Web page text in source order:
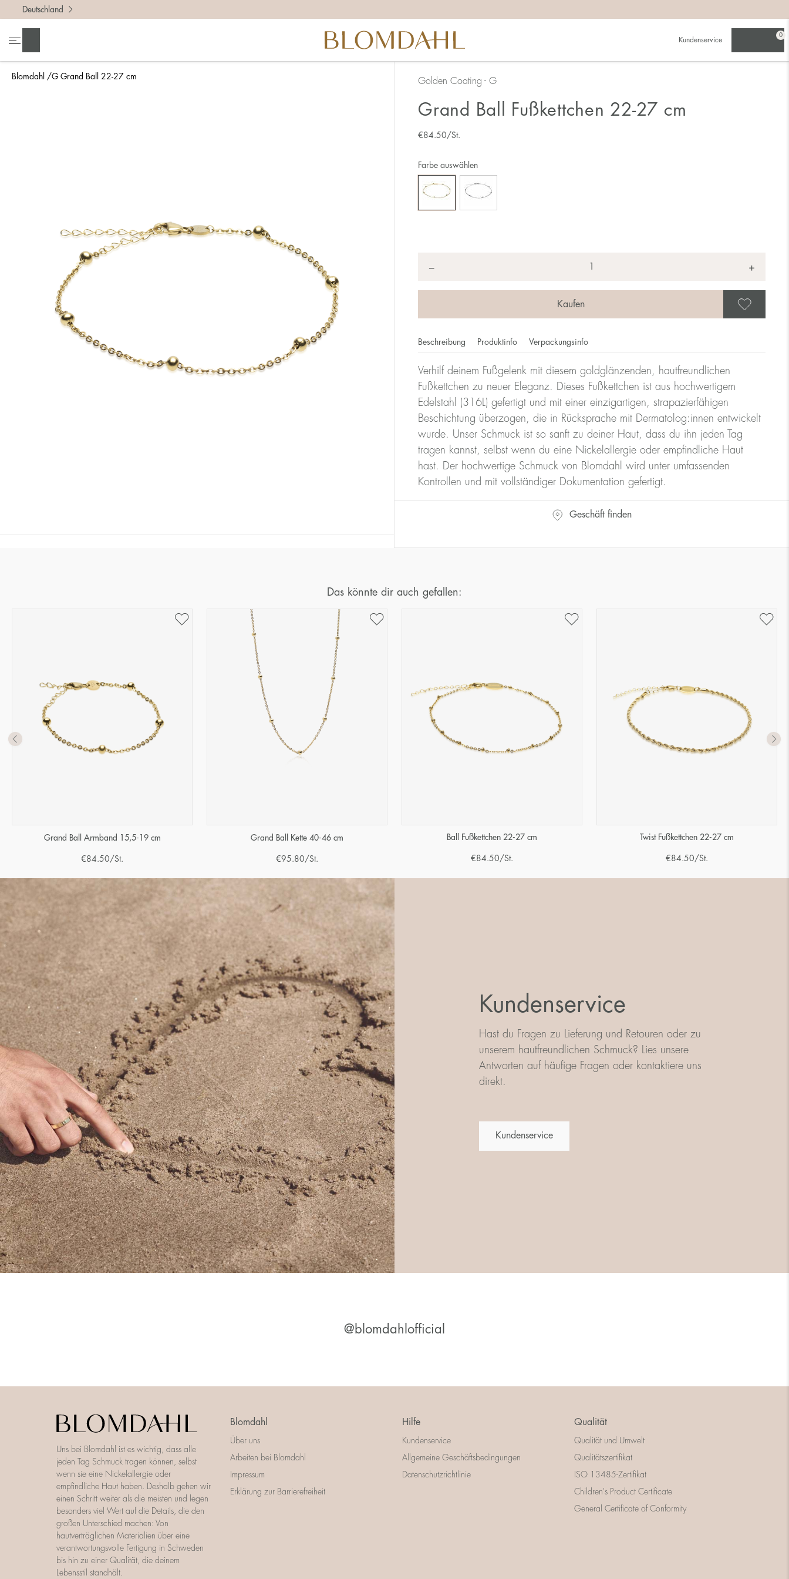
Blomdahl G Grand Ball 22-27 cm
Deutschland
Kundenservice
0
Golden Coating - G
Grand Ball Fußkettchen 22-27 cm
€84.50/St.
Farbe auswählen
− +
Beschreibung Produktinfo Verpackungsinfo
Verhilf deinem Fußgelenk mit diesem goldglänzenden, hautfreundlichen
Fußkettchen zu neuer Eleganz. Dieses Fußkettchen ist aus hochwertigem
Edelstahl (316L) gefertigt und mit einer einzigartigen, strapazierfähigen
Beschichtung überzogen, die in Rücksprache mit Dermatolog:innen entwickelt
wurde. Unser Schmuck ist so sanft zu deiner Haut, dass du ihn jeden Tag
tragen kannst, selbst wenn du eine Nickelallergie oder empfindliche Haut
hast. Der hochwertige Schmuck von Blomdahl wird unter umfassenden
Kontrollen und mit vollständiger Dokumentation gefertigt.
Geschäft finden
Das könnte dir auch gefallen:
Grand Ball Armband 15,5-19 cm
€84.50/St.
Grand Ball Kette 40-46 cm
€95.80/St.
Ball Fußkettchen 22-27 cm
€84.50/St.
Twist Fußkettchen 22-27 cm
€84.50/St.
Kundenservice
Hast du Fragen zu Lieferung und Retouren oder zu
unserem hautfreundlichen Schmuck? Lies unsere
Antworten auf häufige Fragen oder kontaktiere uns
direkt.
Kundenservice
@blomdahlofficial
Uns bei Blomdahl ist es wichtig, dass alle
jeden Tag Schmuck tragen können, selbst
wenn sie eine Nickelallergie oder
empfindliche Haut haben. Deshalb gehen wir
einen Schritt weiter als die meisten und legen
besonders viel Wert auf die Details, die den
großen Unterschied machen: Von
hautverträglichen Materialien über eine
verantwortungsvolle Fertigung in Schweden
bis hin zu einer Qualität, die deinem
Lebensstil standhält.
Blomdahl
Über uns
Arbeiten bei Blomdahl
Impressum
Erklärung zur Barrierefreiheit
Hilfe
Kundenservice
Allgemeine Geschäftsbedingungen
Datenschutzrichtlinie
Qualität
Qualität und Umwelt
Qualitätszertifikat
ISO 13485-Zertifikat
Children's Product Certificate
General Certificate of Conformity